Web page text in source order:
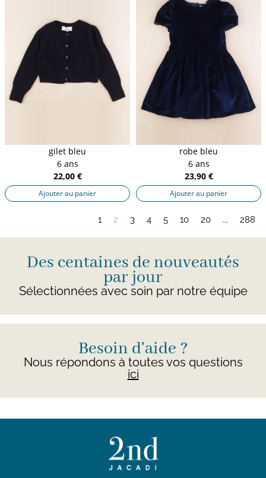
gilet bleu
6 ans
22,00 €
Ajouter au panier
robe bleu
6 ans
23,90 €
Ajouter au panier
1 2 3 4 5 10 20 ... 288
Des centaines de nouveautés
par jour
Sélectionnées avec soin par notre équipe
Besoin d'aide ?
Nous répondons à toutes vos questions
ici